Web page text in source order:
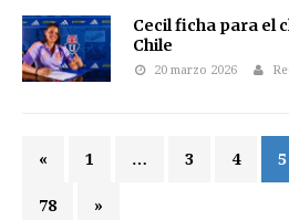
Cecil ficha para el
Chile
20 marzo 2026
« 1 … 3 4 5
78 »